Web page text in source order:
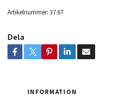
Artikelnummer: 37.67
Dela
INFORMATION